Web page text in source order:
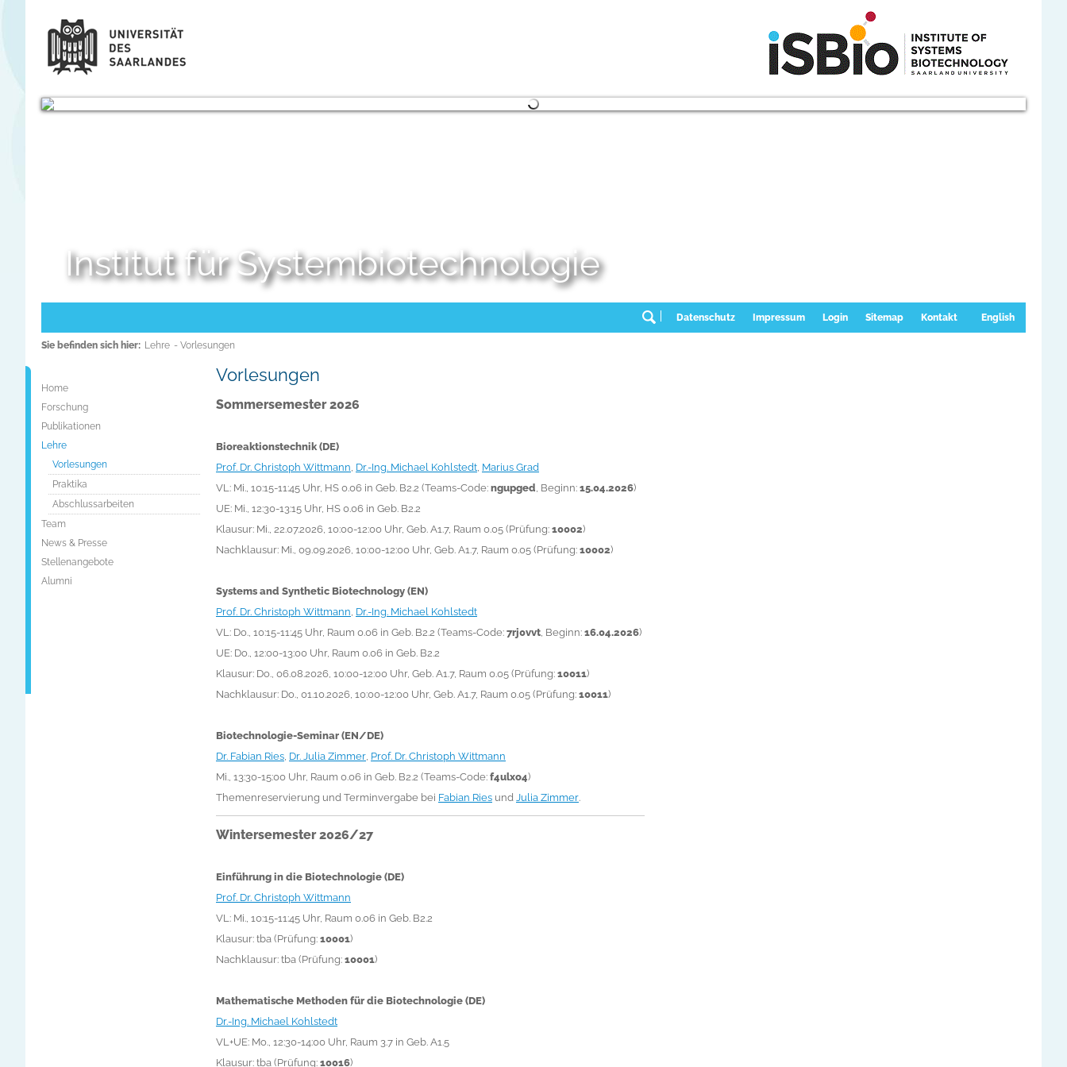
Institut für Systembiotechnologie
English
Kontakt
Sitemap
Login
Impressum
Datenschutz
Sie befinden sich hier: Lehre - Vorlesungen
Home
Forschung
Publikationen
Lehre
Vorlesungen
Praktika
Abschlussarbeiten
Team
News & Presse
Stellenangebote
Alumni
Vorlesungen
Sommersemester 2026
Bioreaktionstechnik (DE)
Prof. Dr. Christoph Wittmann, Dr.-Ing. Michael Kohlstedt, Marius Grad
VL: Mi., 10:15-11:45 Uhr, HS 0.06 in Geb. B2.2 (Teams-Code: ngupged, Beginn: 15.04.2026)
UE: Mi., 12:30-13:15 Uhr, HS 0.06 in Geb. B2.2
Klausur: Mi., 22.07.2026, 10:00-12:00 Uhr, Geb. A1.7, Raum 0.05 (Prüfung: 10002)
Nachklausur: Mi., 09.09.2026, 10:00-12:00 Uhr, Geb. A1.7, Raum 0.05 (Prüfung: 10002)
Systems and Synthetic Biotechnology (EN)
Prof. Dr. Christoph Wittmann, Dr.-Ing. Michael Kohlstedt
VL: Do., 10:15-11:45 Uhr, Raum 0.06 in Geb. B2.2 (Teams-Code: 7rj0vvt, Beginn: 16.04.2026)
UE: Do., 12:00-13:00 Uhr, Raum 0.06 in Geb. B2.2
Klausur: Do., 06.08.2026, 10:00-12:00 Uhr, Geb. A1.7, Raum 0.05 (Prüfung: 10011)
Nachklausur: Do., 01.10.2026, 10:00-12:00 Uhr, Geb. A1.7, Raum 0.05 (Prüfung: 10011)
Biotechnologie-Seminar (EN/DE)
Dr. Fabian Ries, Dr. Julia Zimmer, Prof. Dr. Christoph Wittmann
Mi., 13:30-15:00 Uhr, Raum 0.06 in Geb. B2.2 (Teams-Code: f4ulxo4)
Themenreservierung und Terminvergabe bei Fabian Ries und Julia Zimmer.
Wintersemester 2026/27
Einführung in die Biotechnologie (DE)
Prof. Dr. Christoph Wittmann
VL: Mi., 10:15-11:45 Uhr, Raum 0.06 in Geb. B2.2
Klausur: tba (Prüfung: 10001)
Nachklausur: tba (Prüfung: 10001)
Mathematische Methoden für die Biotechnologie (DE)
Dr.-Ing. Michael Kohlstedt
VL+UE: Mo., 12:30-14:00 Uhr, Raum 3.7 in Geb. A1.5
Klausur: tba (Prüfung: 10016)